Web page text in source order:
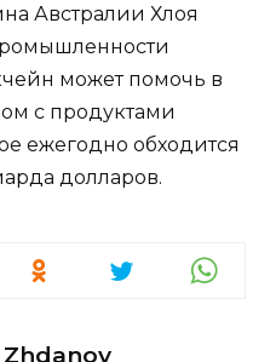
Австралии Хлоя
может помочь в
с продуктами
ежегодно обходится
долларов.